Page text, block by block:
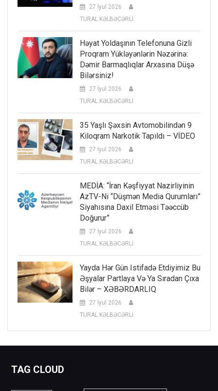
27 İyul 2026
TURAL KƏLBƏCƏRLİ
Həyat Yoldaşının Telefonuna Gizli
Proqram Yükləyənlərin Nəzərinə:
Dəmir Barmaqlıqlar Arxasına Düşə
Bilərsiniz!
27 İyul 2026
TURAL KƏLBƏCƏRLİ
35 Yaşlı Şəxsin Avtomobilindən 9
Kiloqram Narkotik Tapıldı – VİDEO
27 İyul 2026
TURAL KƏLBƏCƏRLİ
MEDİA: “İran Kəşfiyyat Nazirliyinin
AzTV-Ni “düşmən Media Qurumları”
Siyahısına Daxil Etməsi Təəccüb
Doğurur”
27 İyul 2026
TURAL KƏLBƏCƏRLİ
Yayda Hər Gün Istifadə Etdiyimiz Bu
Əşyalar Partlaya Və Ya Sıradan Çıxa
Bilər – XƏBƏRDARLIQ
27 İyul 2026
TURAL KƏLBƏCƏRLİ
TAG CLOUD